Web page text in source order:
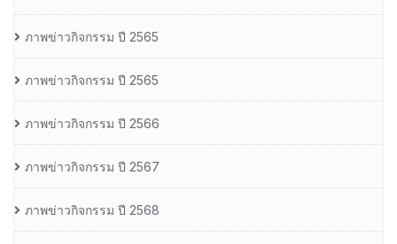
ภาพข่าวกิจกรรม ปี 2565
ภาพข่าวกิจกรรม ปี 2565
ภาพข่าวกิจกรรม ปี 2566
ภาพข่าวกิจกรรม ปี 2567
ภาพข่าวกิจกรรม ปี 2568